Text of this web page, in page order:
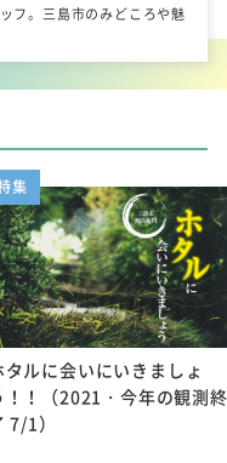
フ。三島市のみどころや魅
集
タルに会いにいきましょ
！！（2021・今年の観測終
7/1）